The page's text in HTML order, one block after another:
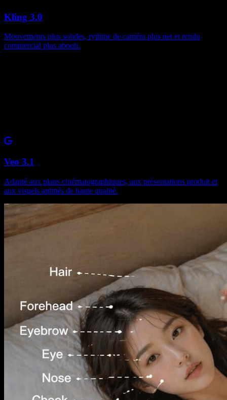
Kling 3.0
Mouvements plus solides, rythme de caméra plus net et rendu
commercial plus abouti.
Veo 3.1
Adapté aux plans cinématographiques, aux présentations produit et
aux visuels animés de haute qualité.